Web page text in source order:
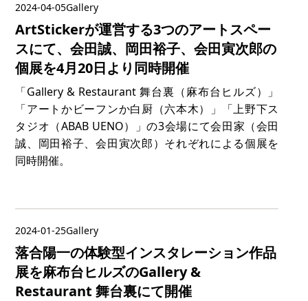
2024-04-05Gallery
ArtStickerが運営する3つのアートスペー
スにて、会田誠、岡田裕子、会田寅次郎の
個展を4月20日より同時開催
「Gallery & Restaurant 舞台裏（麻布台ヒルズ）」
「アートかビーフンか白厨（六本木）」「上野下ス
タジオ（ABAB UENO）」の3会場にて会田家（会田
誠、岡田裕子、会田寅次郎）それぞれによる個展を
同時開催。
2024-01-25Gallery
落合陽一の体験型インスタレーション作品
展を麻布台ヒルズのGallery &
Restaurant 舞台裏にて開催